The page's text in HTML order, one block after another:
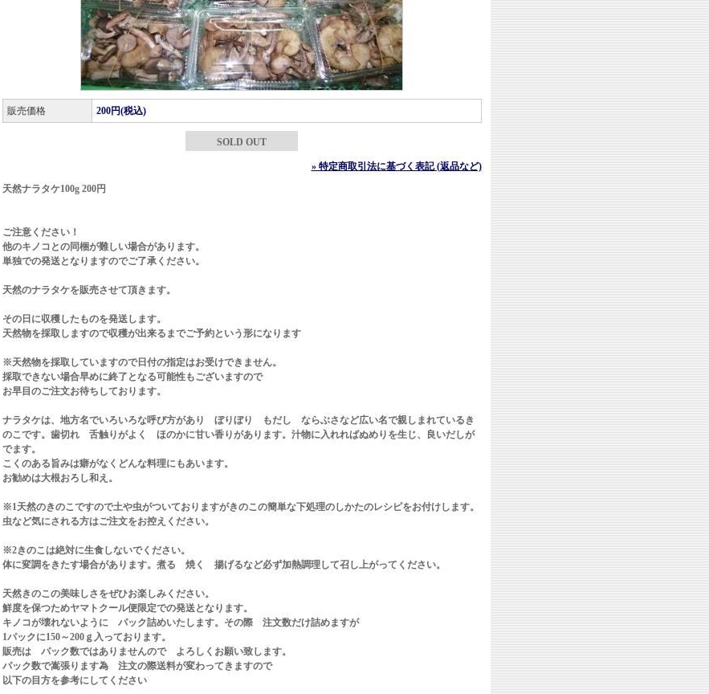
販売価格 200円(税込)
SOLD OUT
» 特定商取引法に基づく表記 (返品など)
天然ナラタケ100g 200円
ご注意ください！
他のキノコとの同梱が難しい場合があります。
単独での発送となりますのでご了承ください。
天然のナラタケを販売させて頂きます。
その日に収穫したものを発送します。
天然物を採取しますので収穫が出来るまでご予約という形になります
※天然物を採取していますので日付の指定はお受けできません。
採取できない場合早めに終了となる可能性もございますので
お早目のご注文お待ちしております。
ナラタケは、地方名でいろいろな呼び方があり ぼりぼり もだし ならぶさなど広い名で親しまれているき
のこです。歯切れ 舌触りがよく ほのかに甘い香りがあります。汁物に入れればぬめりを生じ、良いだしが
でます。
こくのある旨みは癖がなくどんな料理にもあいます。
お勧めは大根おろし和え。
※1天然のきのこですので土や虫がついておりますがきのこの簡単な下処理のしかたのレシピをお付けします。
虫など気にされる方はご注文をお控えください。
※2きのこは絶対に生食しないでください。
体に変調をきたす場合があります。煮る 焼く 揚げるなど必ず加熱調理して召し上がってください。
天然きのこの美味しさをぜひお楽しみください。
鮮度を保つためヤマトクール便限定での発送となります。
キノコが壊れないように パック詰めいたします。その際 注文数だけ詰めますが
1パックに150～200ｇ入っております。
販売は パック数ではありませんので よろしくお願い致します。
パック数で嵩張ります為 注文の際送料が変わってきますので
以下の目方を参考にしてください